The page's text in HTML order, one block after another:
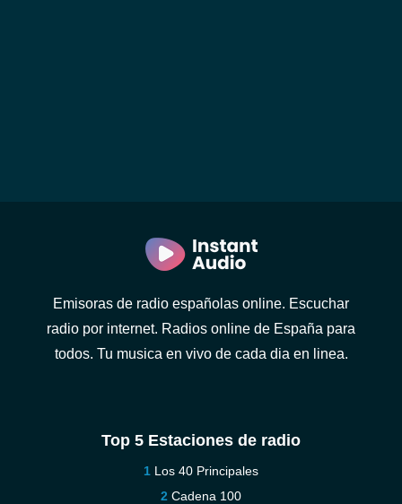
Emisoras de radio españolas online. Escuchar
radio por internet. Radios online de España para
todos. Tu musica en vivo de cada dia en linea.
Top 5 Estaciones de radio
Los 40 Principales
Cadena 100